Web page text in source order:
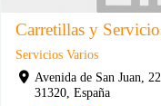
Carretillas y
Servicios Varios
Avenida de San Juan,
31320, España